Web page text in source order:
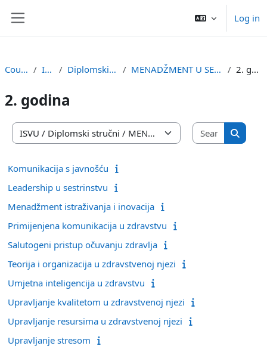
Log in
Courses ISVU Diplomski stručni MENADŽMENT U SESTRINSTVU 2. godina
2. godina
Course categories
Search
Search
Komunikacija s javnošću
Leadership u sestrinstvu
Menadžment istraživanja i inovacija
Primijenjena komunikacija u zdravstvu
Salutogeni pristup očuvanju zdravlja
Teorija i organizacija u zdravstvenoj njezi
Umjetna inteligencija u zdravstvu
Upravljanje kvalitetom u zdravstvenoj njezi
Upravljanje resursima u zdravstvenoj njezi
Upravljanje stresom